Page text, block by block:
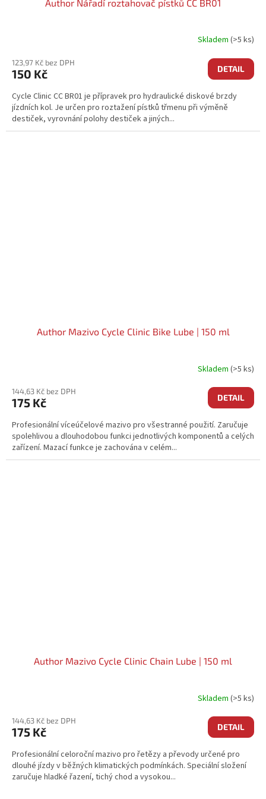
Author Nářadí roztahovač pístků CC BR01
Skladem (>5 ks)
123,97 Kč bez DPH
150 Kč DETAIL
Cycle Clinic CC BR01 je přípravek pro hydraulické diskové brzdy
jízdních kol. Je určen pro roztažení pístků třmenu při výměně
destiček, vyrovnání polohy destiček a jiných...
Author Mazivo Cycle Clinic Bike Lube | 150 ml
Skladem (>5 ks)
144,63 Kč bez DPH
175 Kč DETAIL
Profesionální víceúčelové mazivo pro všestranné použití. Zaručuje
spolehlivou a dlouhodobou funkci jednotlivých komponentů a celých
zařízení. Mazací funkce je zachována v celém...
Author Mazivo Cycle Clinic Chain Lube | 150 ml
Skladem (>5 ks)
144,63 Kč bez DPH
175 Kč DETAIL
Profesionální celoroční mazivo pro řetězy a převody určené pro
dlouhé jízdy v běžných klimatických podmínkách. Speciální složení
zaručuje hladké řazení, tichý chod a vysokou...